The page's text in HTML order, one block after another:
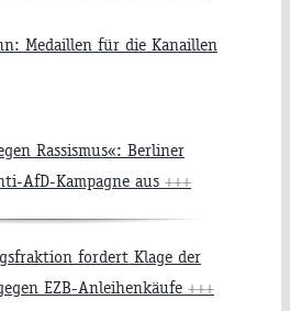
Medaillen für die Kanaillen
Rassismus«: Berliner
AfD-Kampagne aus +++
fordert Klage der
EZB-Anleihenkäufe +++